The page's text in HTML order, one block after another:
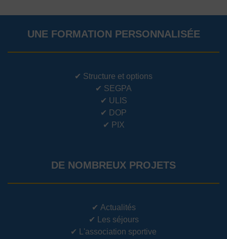
UNE FORMATION PERSONNALISÉE
✔ Structure et options
✔ SEGPA
✔ ULIS
✔ DOP
✔ PIX
DE NOMBREUX PROJETS
✔ Actualités
✔
Les séjours
✔
L'association sportive